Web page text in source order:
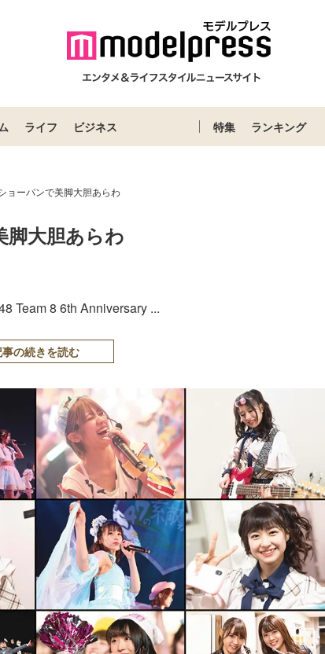
ライフ ビジネス 特集 ランキング
ョーパンで美脚大胆あらわ
脚大胆あらわ
Team 8 6th Anniversary ...
の続きを読む